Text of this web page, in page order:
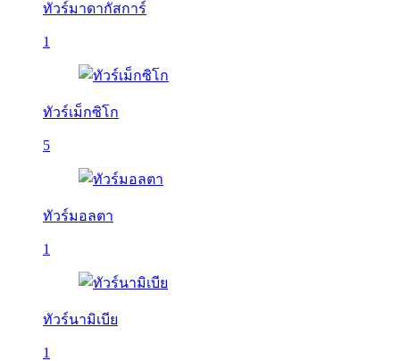
ทัวร์มาดากัสการ์
1
ทัวร์เม็กซิโก
5
ทัวร์มอลตา
1
ทัวร์นามิเบีย
1